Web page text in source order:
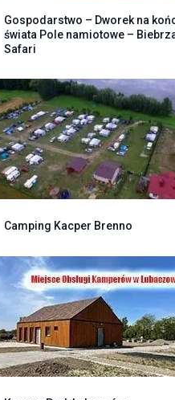
Gospodarstwo – Dworek na
świata Pole namiotowe –
Safari
Camping Kacper Brenno